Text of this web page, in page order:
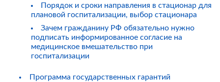
Порядок и сроки направления в стационар для
плановой госпитализации, выбор стационара
Зачем гражданину РФ обязательно нужно
подписать информированное согласие на
медицинское вмешательство при
госпитализации
Программа государственных гарантий